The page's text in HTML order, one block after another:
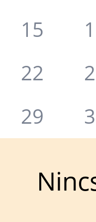
15
22
29